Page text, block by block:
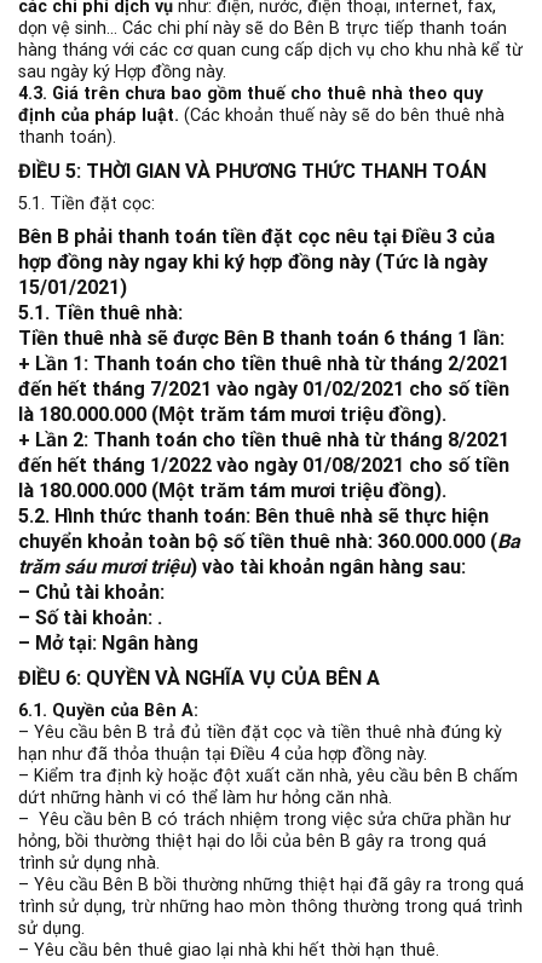
các chi phí dịch vụ như: điện, nước, điện thoại, internet, fax,
dọn vệ sinh… Các chi phí này sẽ do Bên B trực tiếp thanh toán
hàng tháng với các cơ quan cung cấp dịch vụ cho khu nhà kể từ
sau ngày ký Hợp đồng này.
4.3. Giá trên chưa bao gồm thuế cho thuê nhà theo quy
định của pháp luật. (Các khoản thuế này sẽ do bên thuê nhà
thanh toán).
ĐIỀU 5: THỜI GIAN VÀ PHƯƠNG THỨC THANH TOÁN
5.1. Tiền đặt cọc:
Bên B phải thanh toán tiền đặt cọc nêu tại Điều 3 của
hợp đồng này ngay khi ký hợp đồng này (Tức là ngày
15/01/2021)
5.1. Tiền thuê nhà:
Tiền thuê nhà sẽ được Bên B thanh toán 6 tháng 1 lần:
+ Lần 1: Thanh toán cho tiền thuê nhà từ tháng 2/2021
đến hết tháng 7/2021 vào ngày 01/02/2021 cho số tiền
là 180.000.000 (Một trăm tám mươi triệu đồng).
+ Lần 2: Thanh toán cho tiền thuê nhà từ tháng 8/2021
đến hết tháng 1/2022 vào ngày 01/08/2021 cho số tiền
là 180.000.000 (Một trăm tám mươi triệu đồng).
5.2. Hình thức thanh toán: Bên thuê nhà sẽ thực hiện
chuyển khoản toàn bộ số tiền thuê nhà: 360.000.000 (Ba
trăm sáu mươi triệu) vào tài khoản ngân hàng sau:
– Chủ tài khoản:
– Số tài khoản: .
– Mở tại: Ngân hàng
ĐIỀU 6: QUYỀN VÀ NGHĨA VỤ CỦA BÊN A
6.1. Quyền của Bên A:
– Yêu cầu bên B trả đủ tiền đặt cọc và tiền thuê nhà đúng kỳ
hạn như đã thỏa thuận tại Điều 4 của hợp đồng này.
– Kiểm tra định kỳ hoặc đột xuất căn nhà, yêu cầu bên B chấm
dứt những hành vi có thể làm hư hỏng căn nhà.
– Yêu cầu bên B có trách nhiệm trong việc sửa chữa phần hư
hỏng, bồi thường thiệt hại do lỗi của bên B gây ra trong quá
trình sử dụng nhà.
– Yêu cầu Bên B bồi thường những thiệt hại đã gây ra trong quá
trình sử dụng, trừ những hao mòn thông thường trong quá trình
sử dụng.
– Yêu cầu bên thuê giao lại nhà khi hết thời hạn thuê.